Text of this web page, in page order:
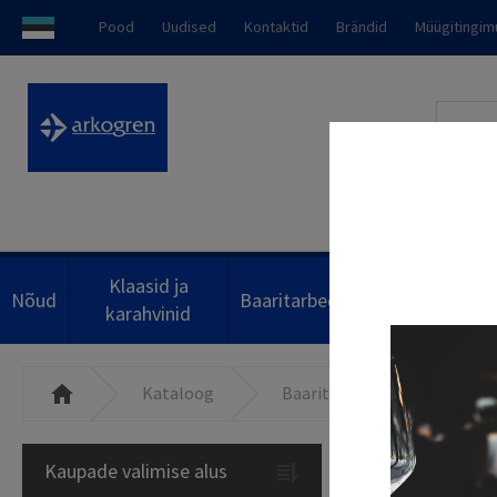
Pood Uudised Kontaktid Brändid
Nõud
Klaasid ja
karahvinid
Baaritarbed
Kataloog Baaritarbed
Kaupade valimise alus